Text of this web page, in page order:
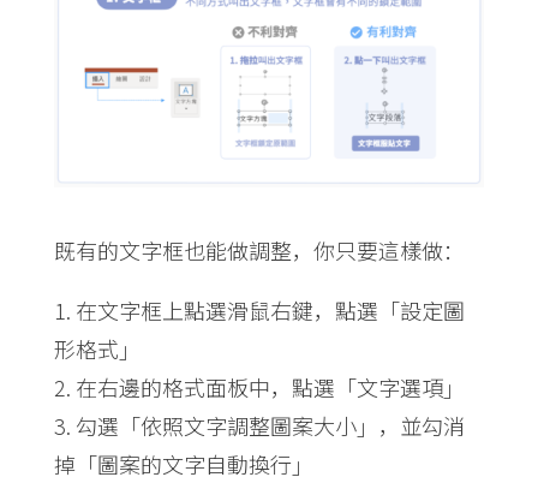
既有的文字框也能做調整，你只要這樣做：
在文字框上點選滑鼠右鍵，點選「設定圖
形格式」
在右邊的格式面板中，點選「文字選項」
勾選「依照文字調整圖案大小」，並勾消
掉「圖案的文字自動換行」